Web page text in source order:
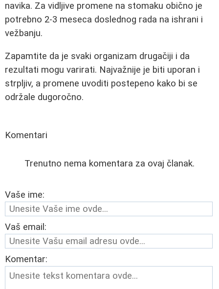
navika. Za vidljive promene na stomaku obično je
potrebno 2-3 meseca doslednog rada na ishrani i
vežbanju.
Zapamtite da je svaki organizam drugačiji i da
rezultati mogu varirati. Najvažnije je biti uporan i
strpljiv, a promene uvoditi postepeno kako bi se
održale dugoročno.
Komentari
Trenutno nema komentara za ovaj članak.
Vaše ime:
Vaš email:
Komentar: